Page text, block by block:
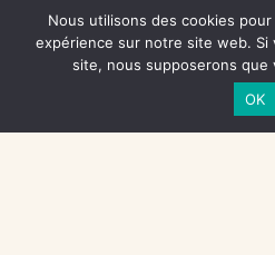
NOS SOUTIENS
CENTRE NATIONAL DU LIVRE
Nous utilisons des cookies
expérience sur notre site web. Si
site, nous supposerons que
OK